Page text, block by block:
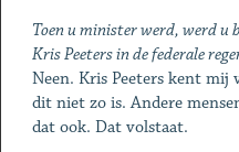
Toen u minister werd, werd u
Kris Peeters in de federale
Neen. Kris Peeters kent
dit niet zo is. Andere
dat ook. Dat volstaat.